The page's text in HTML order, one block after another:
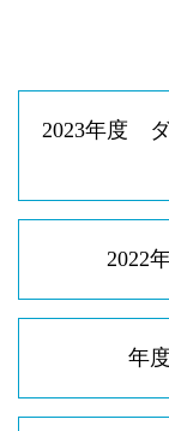
2023年度
2022
年